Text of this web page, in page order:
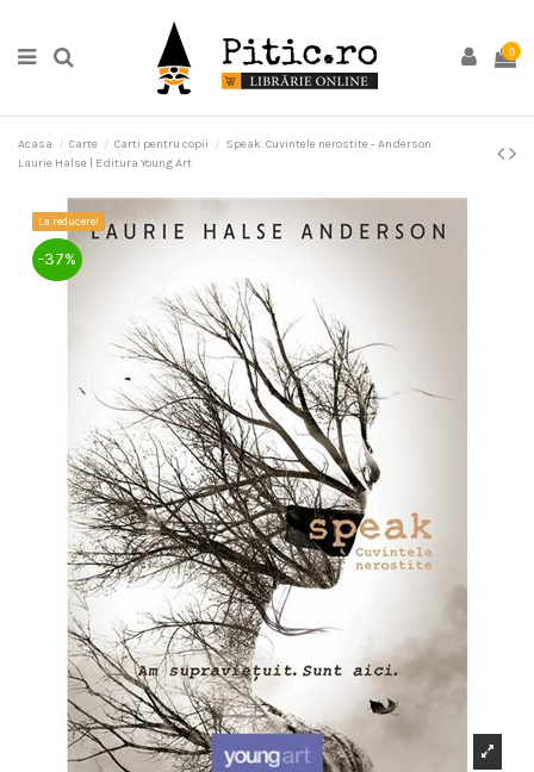
0
Acasa Carte Carti pentru copii
Speak. Cuvintele nerostite - Anderson
Laurie Halse | Editura Young Art
La reducere!
-37%